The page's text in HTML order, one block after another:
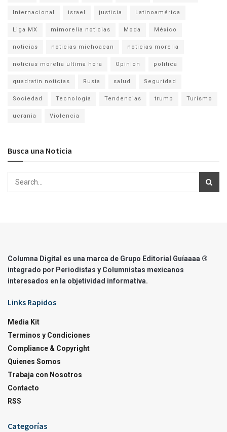
Internacional israel justicia Latinoamérica
Liga MX mimorelia noticias Moda México
noticias noticias michoacan noticias morelia
noticias morelia ultima hora Opinion politica
quadratin noticias Rusia salud Seguridad
Sociedad Tecnología Tendencias trump Turismo
ucrania Violencia
Busca una Noticia
Columna Digital es una marca de Grupo Editorial Guíaaaa ®
integrado por Periodistas y Columnistas mexicanos
interesados en la objetividad informativa.
Links Rapidos
Media Kit
Terminos y Condiciones
Compliance & Copyright
Quienes Somos
Trabaja con Nosotros
Contacto
RSS
Categorías